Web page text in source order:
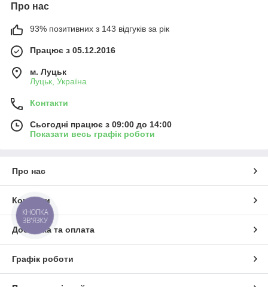
Про нас
93% позитивних з 143 відгуків за рік
Працює з 05.12.2016
м. Луцьк
Луцьк, Україна
Контакти
Сьогодні працює з 09:00 до 14:00
Показати весь графік роботи
Про нас
Контакти
Доставка та оплата
Графік роботи
КНОПКА
ЗВ'ЯЗКУ